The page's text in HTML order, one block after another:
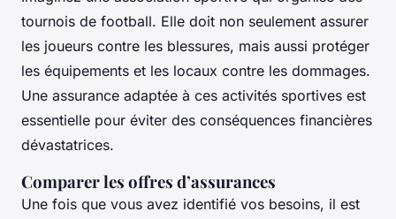
tournois de football. Elle doit non seulement assurer
les joueurs contre les blessures, mais aussi protéger
les équipements et les locaux contre les dommages.
Une assurance adaptée à ces activités sportives est
essentielle pour éviter des conséquences financières
dévastatrices.
Comparer les offres d’assurances
Une fois que vous avez identifié vos besoins, il est